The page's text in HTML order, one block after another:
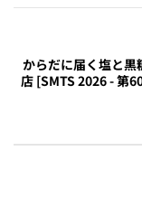
からだに届く塩と黒
店 [SMTS 2026 - 第